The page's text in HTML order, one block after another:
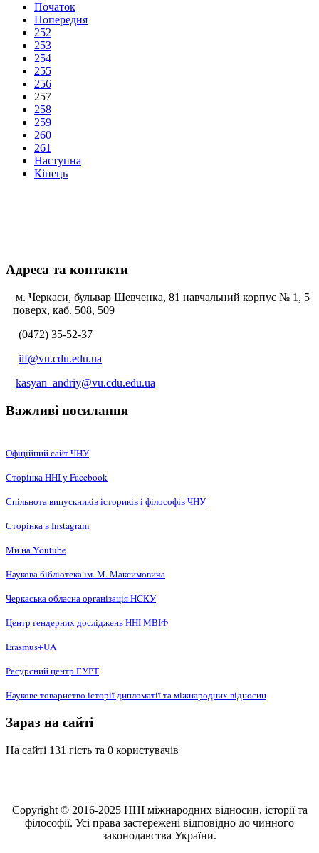
Початок
Попередня
252
253
254
255
256
257
258
259
260
261
Наступна
Кінець
Адреса та контакти
м. Черкаси, бульвар Шевченка, 81 навчальний корпус № 1, 5
поверх, каб. 508, 509
(0472) 35-52-37
iif@vu.cdu.edu.ua
kasyan_andriy@vu.cdu.edu.ua
Важливі посилання
Офіційний сайт ЧНУ
Сторінка ННІ у Facebook
Спільнота випускників істориків і філософів ЧНУ
Сторінка в Instagram
Ми на Youtube
Наукова бібліотека ім. М. Максимовича
Черкаська обласна організація НCКУ
Центр ґендерних досліджень ННІ МВІФ
Erasmus+UA
Ресурсний центр ГУРТ
Наукове товариство історії дипломатії та міжнародних відносин
Зараз на сайті
На сайті 131 гість та 0 користувачів
Copyright © 2016-2025 ННІ міжнародних відносин, історії та
філософії. Усі права застережені відповідно до чинного
законодавства України.